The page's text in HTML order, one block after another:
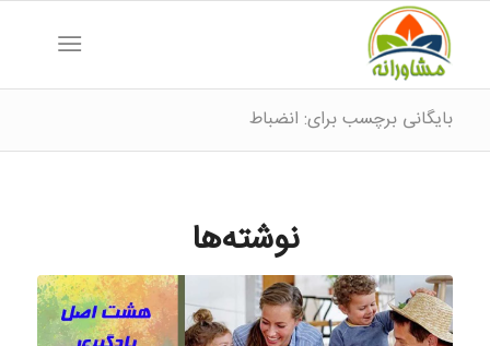
بایگانی برچسب برای: انضباط
نوشته‌ها